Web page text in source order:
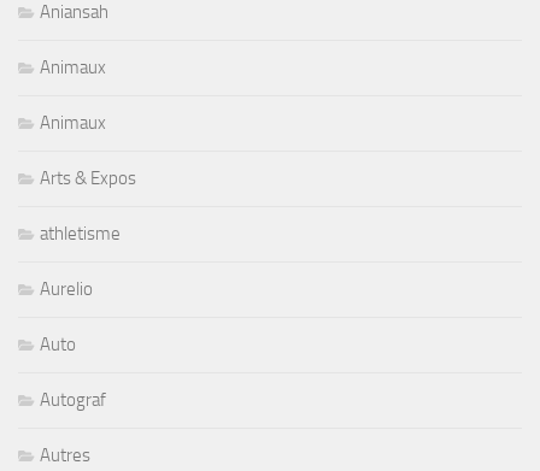
Aniansah
Animaux
Animaux
Arts & Expos
athletisme
Aurelio
Auto
Autograf
Autres